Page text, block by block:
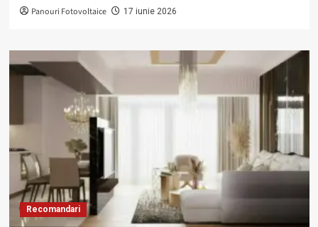
Panouri Fotovoltaice 17 iunie 2026
Recomandari